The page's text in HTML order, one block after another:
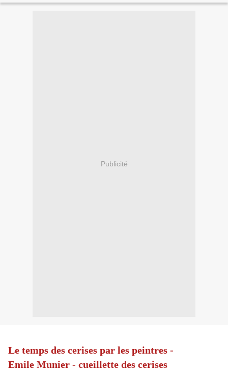
Publicité
Le temps des cerises par les peintres -
Emile Munier - cueillette des cerises